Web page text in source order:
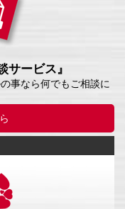
サービス』
事なら何でもご相談に